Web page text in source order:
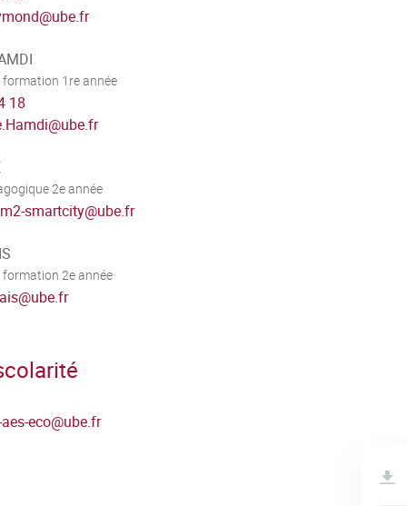
@ube.fr
formation 1re année
18
@ube.fr
2e année
smartcity@ube.fr
2e année
@ube.fr
eco@ube.fr